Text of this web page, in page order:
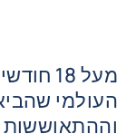
מעל
העולמי
וההתאוששות